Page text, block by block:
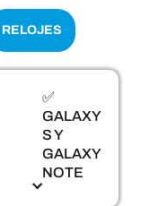
RELOJES
✅
GALAXY
S Y
GALAXY
NOTE